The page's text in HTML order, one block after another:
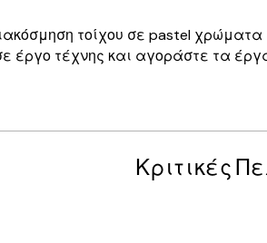
τοίχου σε pastel
τέχνης και αγοράστε τα
Κριτικές